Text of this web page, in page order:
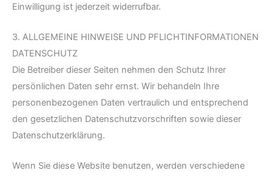
Einwilligung ist jederzeit widerrufbar.
3. ALLGEMEINE HINWEISE UND PFLICHT­INFORMATIONEN
DATENSCHUTZ
Die Betreiber dieser Seiten nehmen den Schutz Ihrer
persönlichen Daten sehr ernst. Wir behandeln Ihre
personenbezogenen Daten vertraulich und entsprechend
den gesetzlichen Datenschutzvorschriften sowie dieser
Datenschutzerklärung.
Wenn Sie diese Website benutzen, werden verschiedene